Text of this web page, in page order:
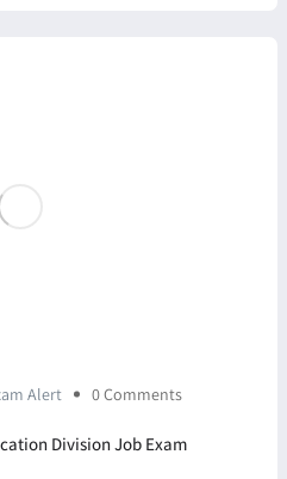
Alert 0 Comments
Division Job Exam